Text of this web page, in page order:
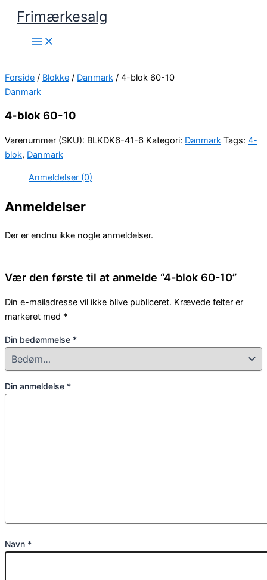
indholdet
Frimærkesalg
Forside / Blokke / Danmark / 4-blok 60-10
Danmark
4-blok 60-10
Varenummer (SKU): BLKDK6-41-6 Kategori: Danmark Tags: 4-
blok, Danmark
Anmeldelser (0)
Anmeldelser
Der er endnu ikke nogle anmeldelser.
Vær den første til at anmelde “4-blok 60-10”
Din e-mailadresse vil ikke blive publiceret. Krævede felter er
markeret med *
Din bedømmelse *
Din anmeldelse *
Navn *